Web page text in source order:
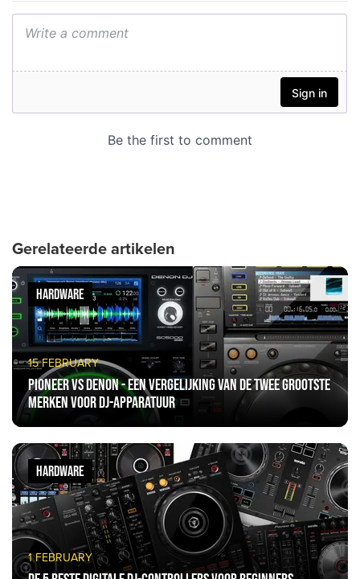
Gerelateerde artikelen
15 FEBRUARY
Pioneer vs Denon - een vergelijking van de twee grootste
merken voor DJ-apparatuur
HARDWARE
1 FEBRUARY
HARDWARE